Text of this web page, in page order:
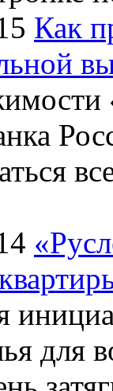
Как
для